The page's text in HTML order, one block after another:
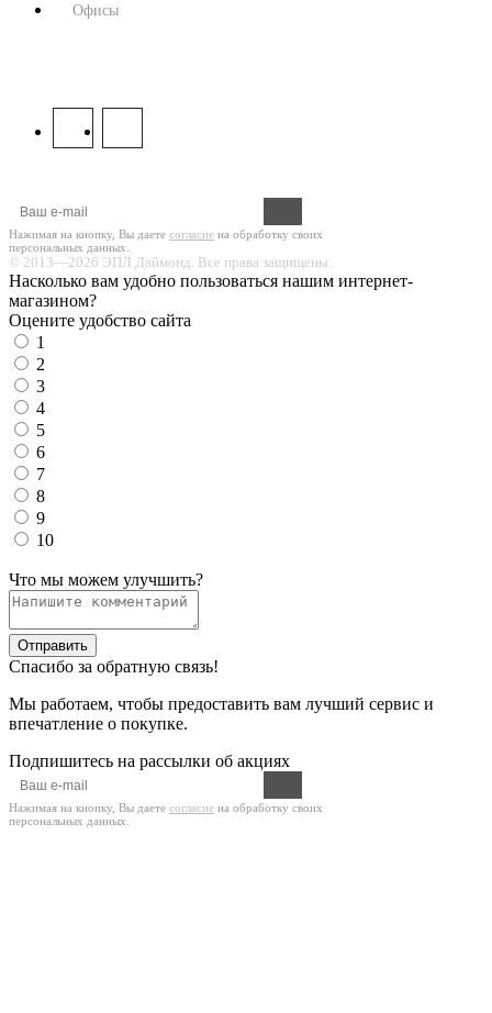
Офисы
Нажимая на кнопку, Вы даете согласие на обработку своих
персональных данных.
© 2013—2026 ЭПЛ Даймонд. Все права защищены.
Насколько вам удобно пользоваться нашим интернет-
магазином?
Оцените удобство сайта
1
2
3
4
5
6
7
8
9
10
Что мы можем улучшить?
Отправить
Спасибо за обратную связь!
Мы работаем, чтобы предоставить вам лучший сервис и
впечатление о покупке.
Подпишитесь на рассылки об акциях
Нажимая на кнопку, Вы даете согласие на обработку своих
персональных данных.